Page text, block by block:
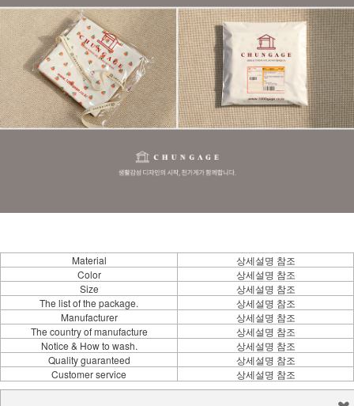
Material
상세설명 참조
Color
상세설명 참조
Size
상세설명 참조
The list of the package.
상세설명 참조
Manufacturer
상세설명 참조
The country of manufacture
상세설명 참조
Notice & How to wash.
상세설명 참조
Quality guaranteed
상세설명 참조
Customer service
상세설명 참조